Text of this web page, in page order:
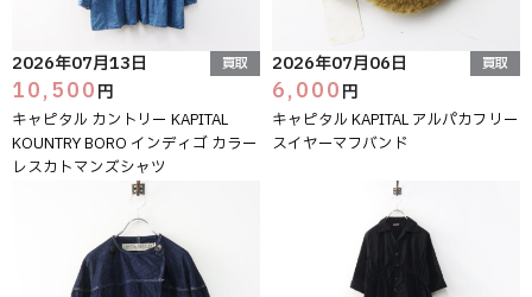
2026年07月13日 買取
10,500円
キャピタル カントリー KAPITAL
KOUNTRY BORO インディゴ カラー
レスカトマンズシャツ
2026年07月06日 買取
6,000円
キャピタル KAPITAL アルパカフリー
スイヤーマフバンド